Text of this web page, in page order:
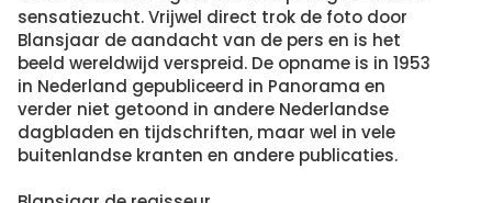
sensatiezucht. Vrijwel direct trok de foto door
Blansjaar de aandacht van de pers en is het
beeld wereldwijd verspreid. De opname is in 1953
in Nederland gepubliceerd in Panorama en
verder niet getoond in andere Nederlandse
dagbladen en tijdschriften, maar wel in vele
buitenlandse kranten en andere publicaties.